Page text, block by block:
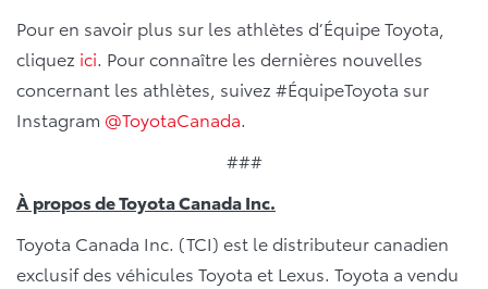
Pour en savoir plus sur les athlètes d’Équipe Toyota,
cliquez ici. Pour connaître les dernières nouvelles
concernant les athlètes, suivez #ÉquipeToyota sur
Instagram @ToyotaCanada.
###
À propos de Toyota Canada Inc.
Toyota Canada Inc. (TCI) est le distributeur canadien
exclusif des véhicules Toyota et Lexus. Toyota a vendu